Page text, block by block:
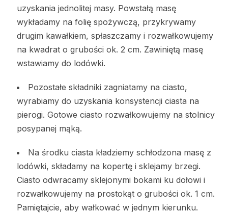
uzyskania jednolitej masy. Powstałą masę
wykładamy na folię spożywczą, przykrywamy
drugim kawałkiem, spłaszczamy i rozwałkowujemy
na kwadrat o grubości ok. 2 cm. Zawiniętą masę
wstawiamy do lodówki.
Pozostałe składniki zagniatamy na ciasto,
wyrabiamy do uzyskania konsystencji ciasta na
pierogi. Gotowe ciasto rozwałkowujemy na stolnicy
posypanej mąką.
Na środku ciasta kładziemy schłodzona masę z
lodówki, składamy na kopertę i sklejamy brzegi.
Ciasto odwracamy sklejonymi bokami ku dołowi i
rozwałkowujemy na prostokąt o grubości ok. 1 cm.
Pamiętajcie, aby wałkować w jednym kierunku.